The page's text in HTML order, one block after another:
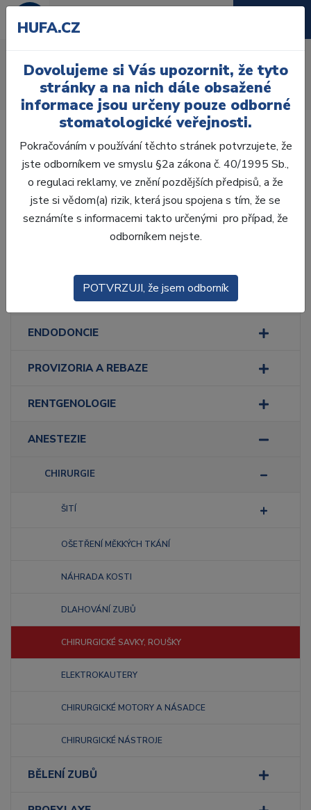
Úvod Ordinace Anestezie
Chirurgie
Chirurgické savky, roušky
Laboratoř
Ordinace
ENDODONCIE
PROVIZORIA A REBAZE
RENTGENOLOGIE
ANESTEZIE
CHIRURGIE
ŠITÍ
OŠETŘENÍ MĚKKÝCH TKÁNÍ
NÁHRADA KOSTI
DLAHOVÁNÍ ZUBŮ
CHIRURGICKÉ SAVKY, ROUŠKY
ELEKTROKAUTERY
CHIRURGICKÉ MOTORY A NÁSADCE
CHIRURGICKÉ NÁSTROJE
BĚLENÍ ZUBŮ
HUFA.CZ
Dovolujeme si Vás upozornit, že tyto
stránky a na nich dále obsažené
informace jsou určeny pouze odborné
stomatologické veřejnosti.
Pokračováním v používání těchto stránek potvrzujete, že
jste odborníkem ve smyslu §2a zákona č. 40/1995 Sb.,
o regulaci reklamy, ve znění pozdějších předpisů, a že
jste si vědom(a) rizik, která jsou spojena s tím, že se
seznámíte s informacemi takto určenými pro případ, že
odborníkem nejste.
POTVRZUJI, že jsem odborník